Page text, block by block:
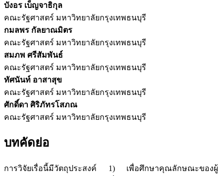
บังอร เบ็ญจาธิกุล
คณะรัฐศาสตร์ มหาวิทยาลัยกรุงเทพธนบุรี
กมลพร กัลยาณมิตร
คณะรัฐศาสตร์ มหาวิทยาลัยกรุงเทพธนบุรี
สมภพ ศรีสัมพันธ์
คณะรัฐศาสตร์ มหาวิทยาลัยกรุงเทพธนบุรี
ทัศนันท์ อาสาสุข
คณะรัฐศาสตร์ มหาวิทยาลัยกรุงเทพธนบุรี
ศักดิ์ดา ศิริภัทรโสภณ
คณะรัฐศาสตร์ มหาวิทยาลัยกรุงเทพธนบุรี
บทคัดย่อ
การวิจัยเรื่อนี้มีวัตถุประสงค์ 1) เพื่อศึกษาคุณลักษณะของผู้